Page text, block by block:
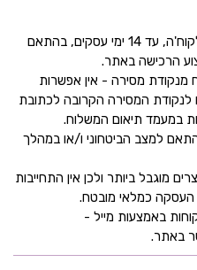
1. החברה תדאג לאספקת המוצר ללקוח'ה, עד 14 ימי עסקים, בהתאם
הרכישה באתר.
מנקודת מסירה - אין אפשרות
המסירה הקרובה לכתובת
במעמד תיאום המשלוח.
למצב הביטחוני ו/או במהלך
מוגבל ביותר ולכן אין התחייבות
העסקה כמלאי מובטח.
באמצעות מייל -